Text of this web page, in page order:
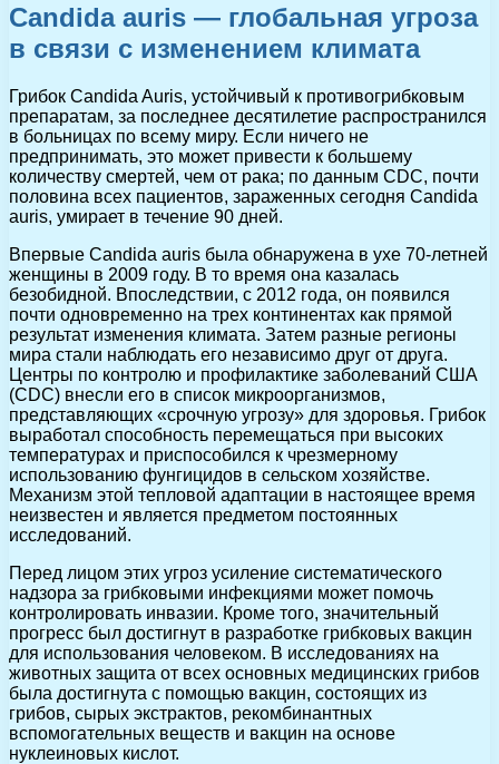
Candida auris — глобальная угроза
в связи с изменением климата
Грибок Candida Auris, устойчивый к противогрибковым
препаратам, за последнее десятилетие распространился
в больницах по всему миру. Если ничего не
предпринимать, это может привести к большему
количеству смертей, чем от рака; по данным CDC, почти
половина всех пациентов, зараженных сегодня Candida
auris, умирает в течение 90 дней.
Впервые Candida auris была обнаружена в ухе 70-летней
женщины в 2009 году. В то время она казалась
безобидной. Впоследствии, с 2012 года, он появился
почти одновременно на трех континентах как прямой
результат изменения климата. Затем разные регионы
мира стали наблюдать его независимо друг от друга.
Центры по контролю и профилактике заболеваний США
(CDC) внесли его в список микроорганизмов,
представляющих «срочную угрозу» для здоровья. Грибок
выработал способность перемещаться при высоких
температурах и приспособился к чрезмерному
использованию фунгицидов в сельском хозяйстве.
Механизм этой тепловой адаптации в настоящее время
неизвестен и является предметом постоянных
исследований.
Перед лицом этих угроз усиление систематического
надзора за грибковыми инфекциями может помочь
контролировать инвазии. Кроме того, значительный
прогресс был достигнут в разработке грибковых вакцин
для использования человеком. В исследованиях на
животных защита от всех основных медицинских грибов
была достигнута с помощью вакцин, состоящих из
грибов, сырых экстрактов, рекомбинантных
вспомогательных веществ и вакцин на основе
нуклеиновых кислот.